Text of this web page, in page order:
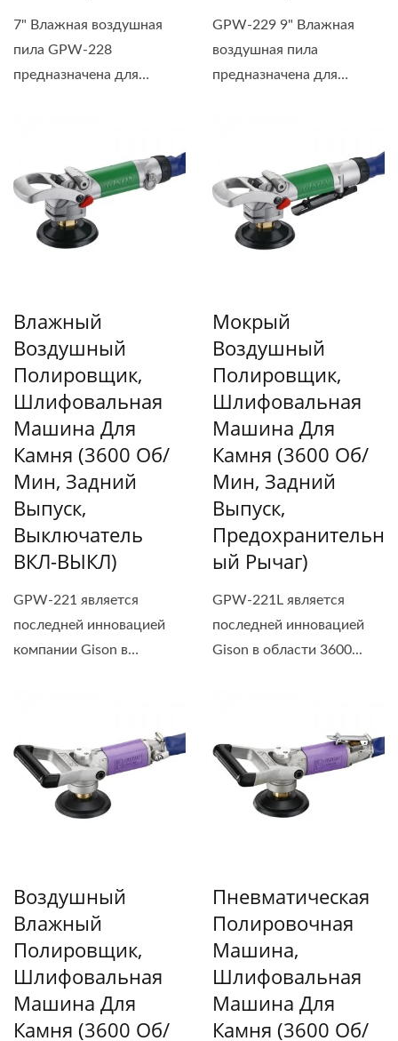
7" Влажная воздушная
пила GPW-228
предназначена для
GPW-229 9" Влажная
воздушная пила
предназначена для
Влажный
Воздушный
Полировщик,
Шлифовальная
Машина Для
Камня (3600 Об/
Мин, Задний
Выпуск,
Выключатель
ВКЛ-ВЫКЛ)
GPW-221 является
последней инновацией
компании Gison в
Мокрый
Воздушный
Полировщик,
Шлифовальная
Машина Для
Камня (3600 Об/
Мин, Задний
Выпуск,
Предохранительн
Ый Рычаг)
GPW-221L является
последней инновацией
Gison в области 3600...
Воздушный
Влажный
Полировщик,
Шлифовальная
Машина Для
Камня (3600 Об/
Пневматическая
Полировочная
Машина,
Шлифовальная
Машина Для
Камня (3600 Об/